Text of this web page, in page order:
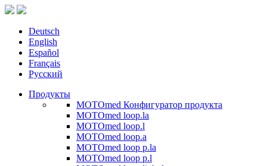
Deutsch
English
Español
Français
Русский
Продукты
MOTOmed Конфигуратор продукта
MOTOmed loop.la
MOTOmed loop.l
MOTOmed loop.a
MOTOmed loop p.la
MOTOmed loop p.l